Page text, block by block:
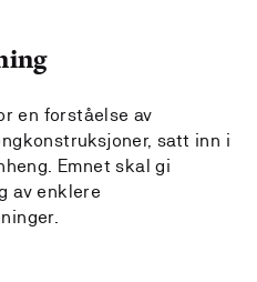
en forståelse av
satt inn i
Emnet skal gi
av enklere